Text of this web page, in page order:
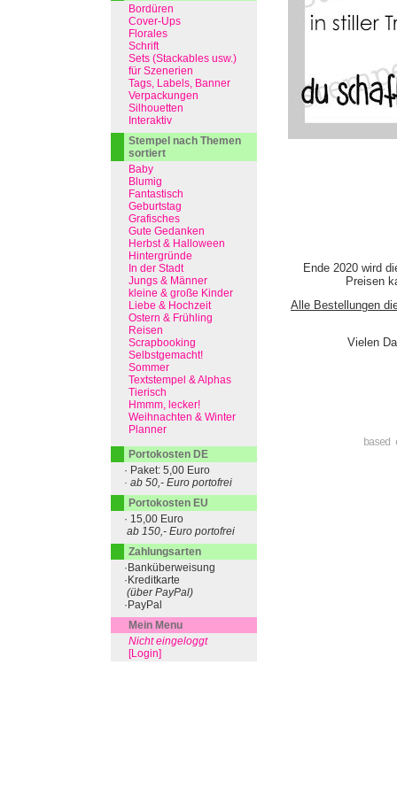
Ende 2020 wird
Preisen
Alle Bestellungen
Vielen
Bordüren
Cover-Ups
Florales
Schrift
Sets (Stackables usw.)
für Szenerien
Tags, Labels, Banner
Verpackungen
Silhouetten
Interaktiv
Stempel nach Themen
sortiert
Baby
Blumig
Fantastisch
Geburtstag
Grafisches
Gute Gedanken
Herbst & Halloween
Hintergründe
In der Stadt
Jungs & Männer
kleine & große Kinder
Liebe & Hochzeit
Ostern & Frühling
Reisen
Scrapbooking
Selbstgemacht!
Sommer
Textstempel & Alphas
Tierisch
Hmmm, lecker!
Weihnachten & Winter
Planner
Portokosten DE
· Paket: 5,00 Euro
· ab 50,- Euro portofrei
Portokosten EU
· 15,00 Euro
ab 150,- Euro portofrei
Zahlungsarten
·Banküberweisung
·Kreditkarte
(über PayPal)
·PayPal
Mein Menu
Nicht eingeloggt
[Login]